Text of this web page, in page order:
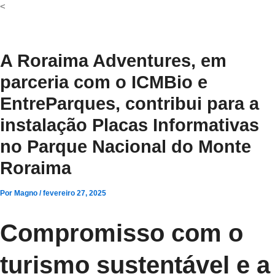
<
A Roraima Adventures, em
parceria com o ICMBio e
EntreParques, contribui para a
instalação Placas Informativas
no Parque Nacional do Monte
Roraima
Por Magno /fevereiro 27, 2025
Compromisso com o
turismo sustentável e a